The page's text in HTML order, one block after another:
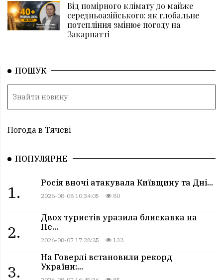
Від помірного клімату до майже
середньоазійського: як глобальне
потепління змінює погоду на
Закарпатті
ПОШУК
Погода в Тячеві
ПОПУЛЯРНЕ
1.
Росія вночі атакувала Київщину та Дні...
2026-08-08 10:34:05 80
2.
Двох туристів уразила блискавка на
Пе...
2026-08-07 17:28:25 132
3.
На Говерлі встановили рекорд
України:...